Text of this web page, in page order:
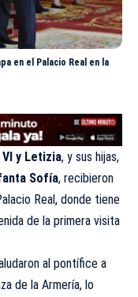
en el Palacio Real en la
y Letizia, y sus hijas,
Sofía, recibieron
Real, donde tiene
de la primera visita
al pontífice a
de la Armería, lo